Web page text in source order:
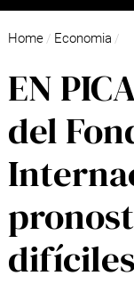
Home / Economia /
EN
del